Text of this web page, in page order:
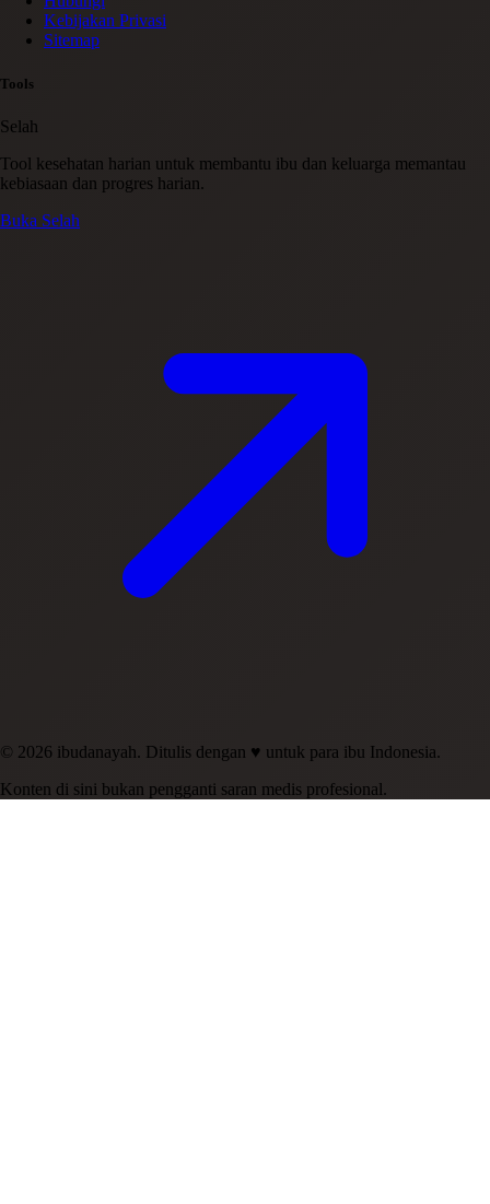
Kebijakan Privasi
Sitemap
Tools
Selah
Tool kesehatan harian untuk membantu ibu dan keluarga memantau
kebiasaan dan progres harian.
Buka Selah
© 2026 ibudanayah. Ditulis dengan ♥ untuk para ibu Indonesia.
Konten di sini bukan pengganti saran medis profesional.